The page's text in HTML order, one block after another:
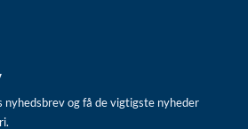
nyhedsbrev og få de vigtigste nyheder